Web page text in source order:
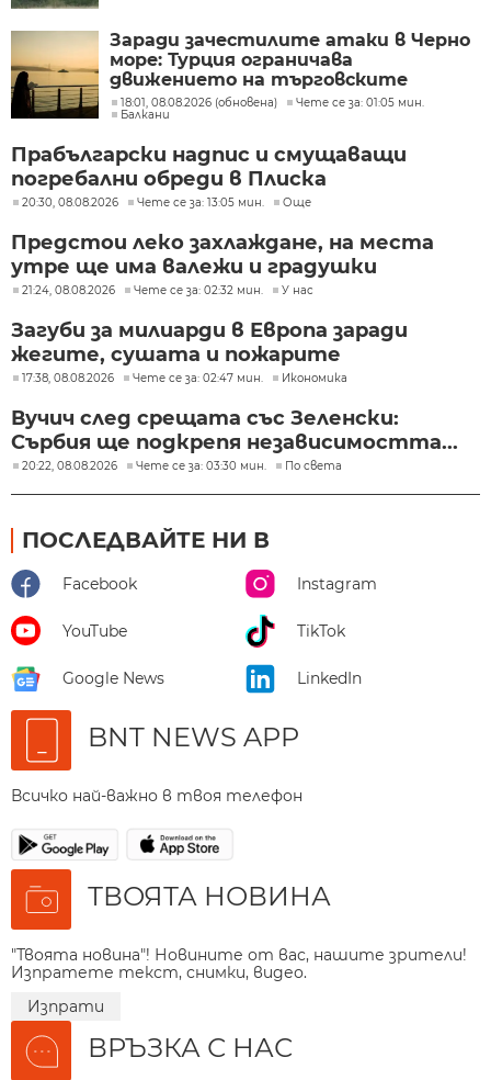
Заради зачестилите атаки в Черно
море: Турция ограничава
движението на търговските
кораби
18:01, 08.08.2026 (обновена)
Чете се за: 01:05 мин.
Балкани
Прабългарски надпис и смущаващи
погребални обреди в Плиска
20:30, 08.08.2026 Чете се за: 13:05 мин. Още
Предстои леко захлаждане, на места
утре ще има валежи и градушки
21:24, 08.08.2026 Чете се за: 02:32 мин. У нас
Загуби за милиарди в Европа заради
жегите, сушата и пожарите
17:38, 08.08.2026 Чете се за: 02:47 мин. Икономика
Вучич след срещата със Зеленски:
Сърбия ще подкрепя независимостта...
20:22, 08.08.2026 Чете се за: 03:30 мин. По света
ПОСЛЕДВАЙТЕ НИ В
Facebook Instagram
YouTube TikTok
Google News LinkedIn
BNT NEWS APP
Всичко най-важно в твоя телефон
ТВОЯТА НОВИНА
"Твоята новина"! Новините от вас, нашите зрители!
Изпратете текст, снимки, видео.
Изпрати
ВРЪЗКА С НАС